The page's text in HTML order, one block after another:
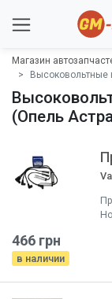
Магазин
Высоковольтные
(Опель
466 грн
в наличии